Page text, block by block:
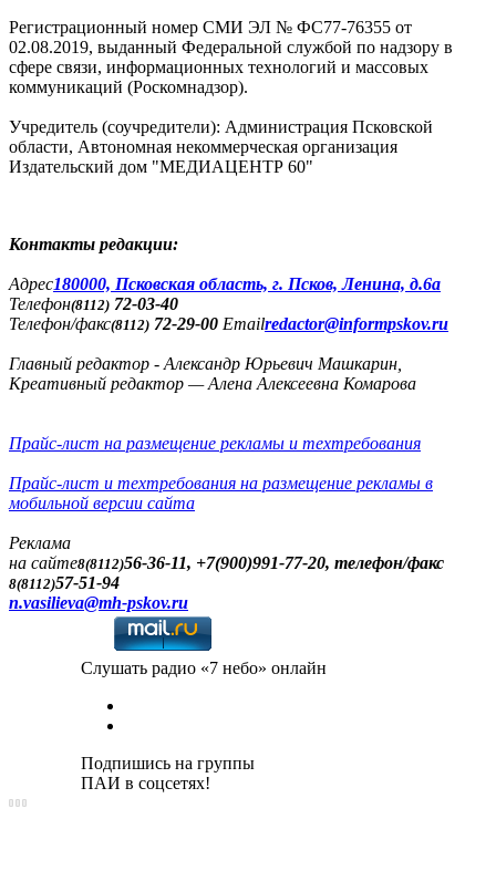
Регистрационный номер СМИ ЭЛ № ФС77-76355 от
02.08.2019, выданный Федеральной службой по надзору в
сфере связи, информационных технологий и массовых
коммуникаций (Роскомнадзор).
Учредитель (соучредители): Администрация Псковской
области, Автономная некоммерческая организация
Издательский дом "МЕДИАЦЕНТР 60"
Контакты редакции:
Адреc180000, Псковская область, г. Псков, Ленина, д.6а
Телефон(8112) 72-03-40
Телефон/факс(8112) 72-29-00 Emailredactor@informpskov.ru
Главный редактор - Александр Юрьевич Машкарин,
Креативный редактор — Алена Алексеевна Комарова
Прайс-лист на размещение рекламы и техтребования
Прайс-лист и техтребования на размещение рекламы в
мобильной версии сайта
Реклама
на сайте8(8112)56-36-11, +7(900)991-77-20, телефон/факс
8(8112)57-51-94
n.vasilieva@mh-pskov.ru
Слушать радио «7 небо» онлайн
Подпишись на группы
ПАИ в соцсетях!